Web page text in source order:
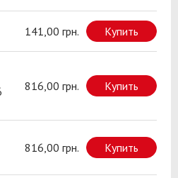
141,00 грн. Купить
816,00 грн. Купить
816,00 грн. Купить